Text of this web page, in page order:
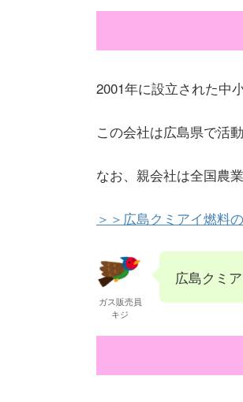
2001年に設立された中
この会社は広島県で活
なお、親会社は全国農
＞＞広島クミアイ燃料
ガス販売員
キジ
広島クミ